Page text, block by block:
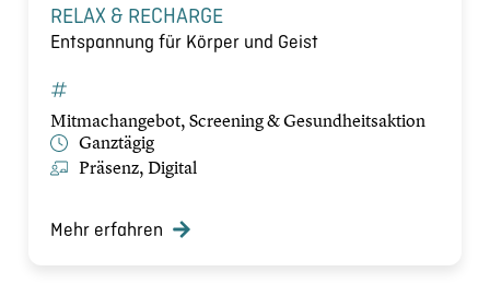
RELAX & RECHARGE
Entspannung für Körper und Geist
Mitmachangebot, Screening & Gesundheitsaktion
Ganztägig
Präsenz, Digital
Mehr erfahren